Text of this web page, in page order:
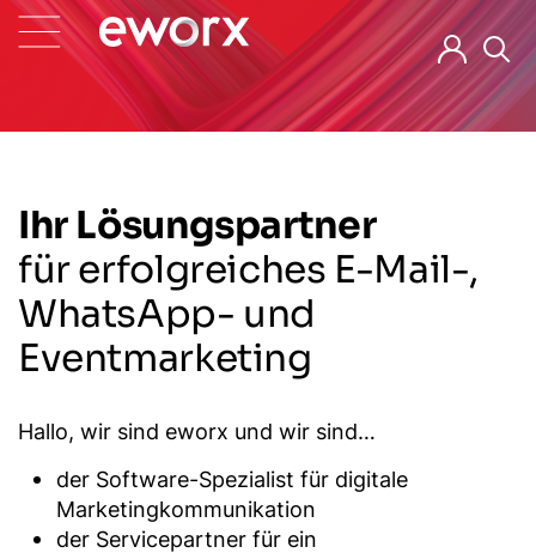
Ihr Lösungspartner
für erfolgreiches E-Mail-,
WhatsApp- und
Eventmarketing
Hallo, wir sind eworx und wir sind…
der Software-Spezialist für digitale
Marketingkommunikation
der Servicepartner für ein